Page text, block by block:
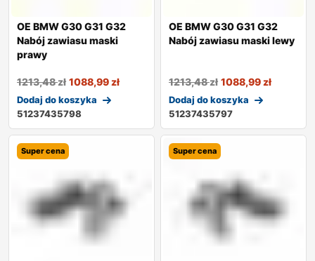
OE BMW G30 G31 G32
Nabój zawiasu maski
prawy
1213,48zł 1088,99zł
Dodaj do koszyka
51237435798
OE BMW G30 G31 G32
Nabój zawiasu maski lewy
1213,48zł 1088,99zł
Dodaj do koszyka
51237435797
Super cena Super cena